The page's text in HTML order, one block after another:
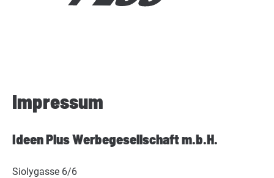
Impressum
Ideen Plus Werbegesellschaft m.b.H.
Siolygasse 6/6